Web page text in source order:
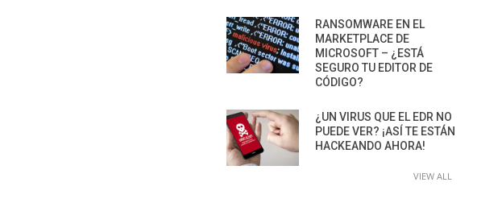
RANSOMWARE EN EL
MARKETPLACE DE
MICROSOFT – ¿ESTÁ
SEGURO TU EDITOR DE
CÓDIGO?
¿UN VIRUS QUE EL EDR NO
PUEDE VER? ¡ASÍ TE ESTÁN
HACKEANDO AHORA!
VIEW ALL